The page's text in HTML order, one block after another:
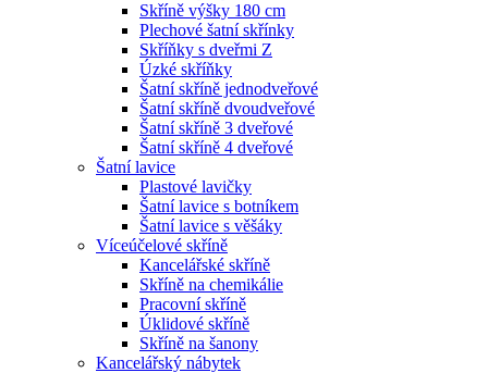
Skříně výšky 180 cm
Plechové šatní skřínky
Skříňky s dveřmi Z
Úzké skříňky
Šatní skříně jednodveřové
Šatní skříně dvoudveřové
Šatní skříně 3 dveřové
Šatní skříně 4 dveřové
Šatní lavice
Plastové lavičky
Šatní lavice s botníkem
Šatní lavice s věšáky
Víceúčelové skříně
Kancelářské skříně
Skříně na chemikálie
Pracovní skříně
Úklidové skříně
Skříně na šanony
Kancelářský nábytek